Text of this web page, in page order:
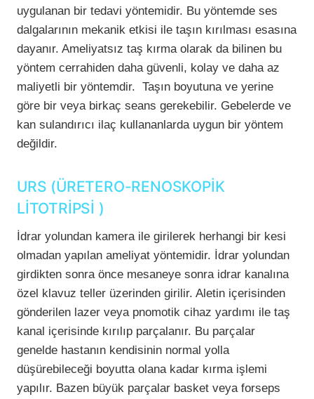
uygulanan bir tedavi yöntemidir. Bu yöntemde ses
dalgalarının mekanik etkisi ile taşın kırılması esasına
dayanır. Ameliyatsız taş kırma olarak da bilinen bu
yöntem cerrahiden daha güvenli, kolay ve daha az
maliyetli bir yöntemdir. Taşın boyutuna ve yerine
göre bir veya birkaç seans gerekebilir. Gebelerde ve
kan sulandırıcı ilaç kullananlarda uygun bir yöntem
değildir.
URS (ÜRETERO-RENOSKOPİK
LİTOTRİPSİ )
İdrar yolundan kamera ile girilerek herhangi bir kesi
olmadan yapılan ameliyat yöntemidir. İdrar yolundan
girdikten sonra önce mesaneye sonra idrar kanalına
özel klavuz teller üzerinden girilir. Aletin içerisinden
gönderilen lazer veya pnomotik cihaz yardımı ile taş
kanal içerisinde kırılıp parçalanır. Bu parçalar
genelde hastanın kendisinin normal yolla
düşürebileceği boyutta olana kadar kırma işlemi
yapılır. Bazen büyük parçalar basket veya forseps